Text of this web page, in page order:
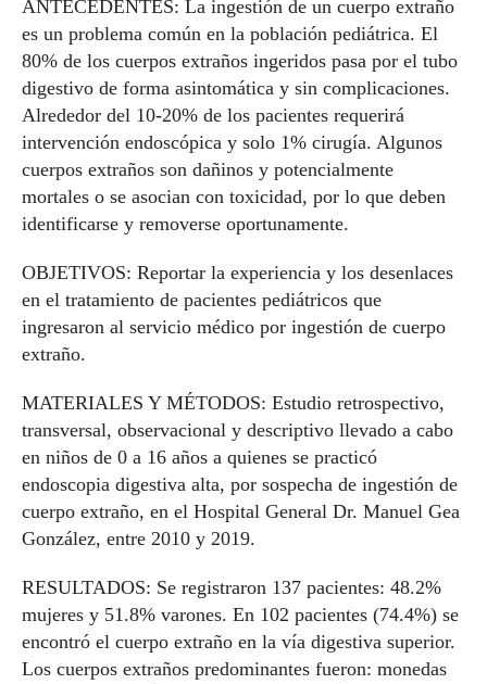
ANTECEDENTES: La ingestión de un cuerpo extraño
es un problema común en la población pediátrica. El
80% de los cuerpos extraños ingeridos pasa por el tubo
digestivo de forma asintomática y sin complicaciones.
Alrededor del 10-20% de los pacientes requerirá
intervención endoscópica y solo 1% cirugía. Algunos
cuerpos extraños son dañinos y potencialmente
mortales o se asocian con toxicidad, por lo que deben
identificarse y removerse oportunamente.
OBJETIVOS: Reportar la experiencia y los desenlaces
en el tratamiento de pacientes pediátricos que
ingresaron al servicio médico por ingestión de cuerpo
extraño.
MATERIALES Y MÉTODOS: Estudio retrospectivo,
transversal, observacional y descriptivo llevado a cabo
en niños de 0 a 16 años a quienes se practicó
endoscopia digestiva alta, por sospecha de ingestión de
cuerpo extraño, en el Hospital General Dr. Manuel Gea
González, entre 2010 y 2019.
RESULTADOS: Se registraron 137 pacientes: 48.2%
mujeres y 51.8% varones. En 102 pacientes (74.4%) se
encontró el cuerpo extraño en la vía digestiva superior.
Los cuerpos extraños predominantes fueron: monedas